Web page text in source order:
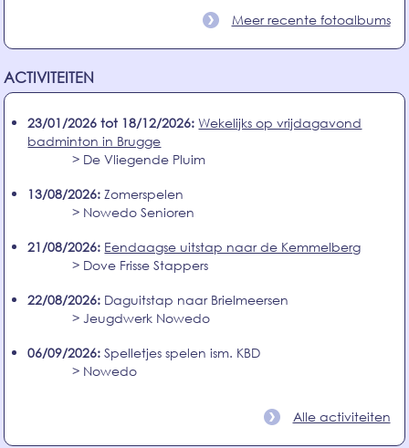
Meer recente fotoalbums
ACTIVITEITEN
23/01/2026 tot 18/12/2026:Wekelijks op vrijdagavond
badminton in Brugge
> De Vliegende Pluim
13/08/2026:Zomerspelen
> Nowedo Senioren
21/08/2026: Eendaagse uitstap naar de Kemmelberg
> Dove Frisse Stappers
22/08/2026: Daguitstap naar Brielmeersen
> Jeugdwerk Nowedo
06/09/2026:Spelletjes spelen ism. KBD
> Nowedo
Alle activiteiten